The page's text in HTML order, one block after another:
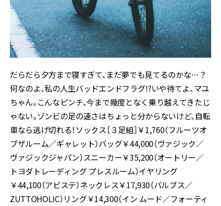
だらだら夕方まで寝すぎて、まだ夢でも見てるのかな…？
何なのよ、私の人生バッドエンドフラグ!?いや待てよ、マユ
ちゃん。こんなピンチ、今まで幾度となく乗り越えてきたじ
ゃない。ゾンビの足の速さはちょっと分からないけど、自転
車なら逃げ切れる！ソックス［３足組］￥1,760（フルーツオ
ブザルーム／ギャレット）バッグ￥44,000（ヴァジック／
ヴァジックジャパン）スニーカー￥35,200（オートリー／
トヨダトレーディング プレスルーム）イヤリング
￥44,100（アビステ）ネックレス￥17,930（バルブス／
ZUTTOHOLIC）リング￥14,300（イン ムード／フォーティ